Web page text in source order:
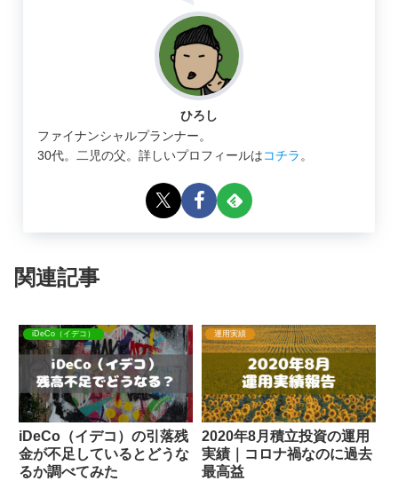
ひろし
ファイナンシャルプランナー。
30代。二児の父。詳しいプロフィールはコチラ 。
関連記事
iDeCo（イデコ）
iDeCo（イデコ）の引落残
金が不足しているとどうな
るか調べてみた
運用実績
2020年8月積立投資の運用
実績｜コロナ禍なのに過去
最高益